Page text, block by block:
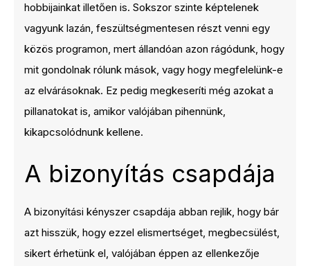
hobbijainkat illetően is. Sokszor szinte képtelenek
vagyunk lazán, feszültségmentesen részt venni egy
közös programon, mert állandóan azon rágódunk, hogy
mit gondolnak rólunk mások, vagy hogy megfelelünk-e
az elvárásoknak. Ez pedig megkeseríti még azokat a
pillanatokat is, amikor valójában pihennünk,
kikapcsolódnunk kellene.
A bizonyítás csapdája
A bizonyítási kényszer csapdája abban rejlik, hogy bár
azt hisszük, hogy ezzel elismertséget, megbecsülést,
sikert érhetünk el, valójában éppen az ellenkezője